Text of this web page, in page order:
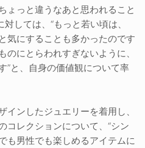
ょっと違うなあと思われること
しては、“もっと若い頃は、
気にすることも多かったのです
にとらわれすぎないように、
”と、自身の価値観について率
ンしたジュエリーを着用し、
コレクションについて、“シン
も男性でも楽しめるアイテムに